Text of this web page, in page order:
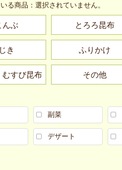
る商品： 選択されていません。
んぶ とろろ昆布
き ふりかけ
むすび昆布 その他
副菜
デザート